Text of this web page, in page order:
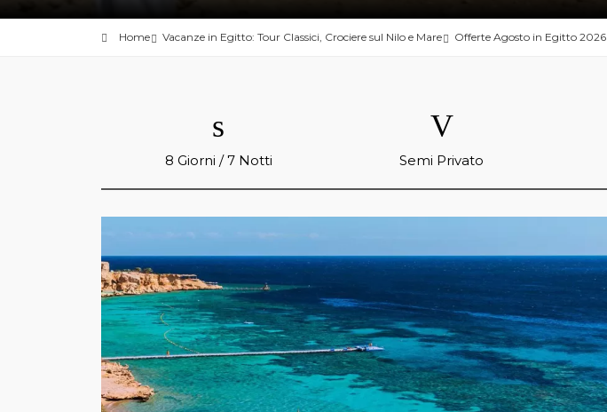
Home Vacanze in Egitto: Tour Classici, Crociere sul Nilo e Mare Offerte Agosto in Egitto 2026
8 Giorni / 7 Notti Semi Privato